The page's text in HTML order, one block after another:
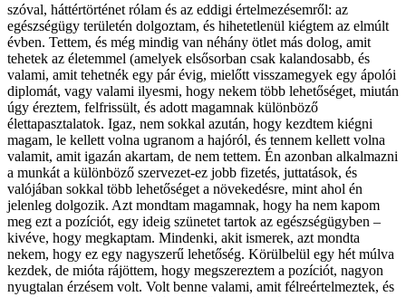
szóval, háttértörténet rólam és az eddigi értelmezésemről: az
egészségügy területén dolgoztam, és hihetetlenül kiégtem az elmúlt
évben. Tettem, és még mindig van néhány ötlet más dolog, amit
tehetek az életemmel (amelyek elsősorban csak kalandosabb, és
valami, amit tehetnék egy pár évig, mielőtt visszamegyek egy ápolói
diplomát, vagy valami ilyesmi, hogy nekem több lehetőséget, miután
úgy éreztem, felfrissült, és adott magamnak különböző
élettapasztalatok. Igaz, nem sokkal azután, hogy kezdtem kiégni
magam, le kellett volna ugranom a hajóról, és tennem kellett volna
valamit, amit igazán akartam, de nem tettem. Én azonban alkalmazni
a munkát a különböző szervezet-ez jobb fizetés, juttatások, és
valójában sokkal több lehetőséget a növekedésre, mint ahol én
jelenleg dolgozik. Azt mondtam magamnak, hogy ha nem kapom
meg ezt a pozíciót, egy ideig szünetet tartok az egészségügyben –
kivéve, hogy megkaptam. Mindenki, akit ismerek, azt mondta
nekem, hogy ez egy nagyszerű lehetőség. Körülbelül egy hét múlva
kezdek, de mióta rájöttem, hogy megszereztem a pozíciót, nagyon
nyugtalan érzésem volt. Volt benne valami, amit félreértelmeztek, és